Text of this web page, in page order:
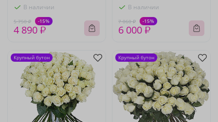
В наличии
5 750 ₽ -15%
4 890 ₽
В наличии
7 060 ₽ -15%
6 000 ₽
Крупный бутон Крупный бутон